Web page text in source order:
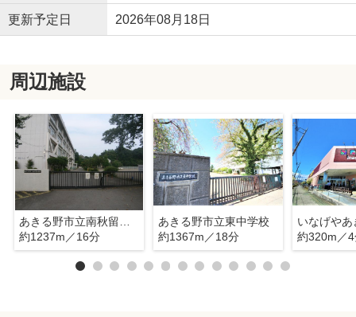
更新予定日 2026年08月18日
周辺施設
あきる野市立南秋留小学校
約1237m／16分
あきる野市立東中学校
約1367m／18分
約320m／